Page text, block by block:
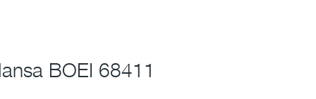
BOEI 68411